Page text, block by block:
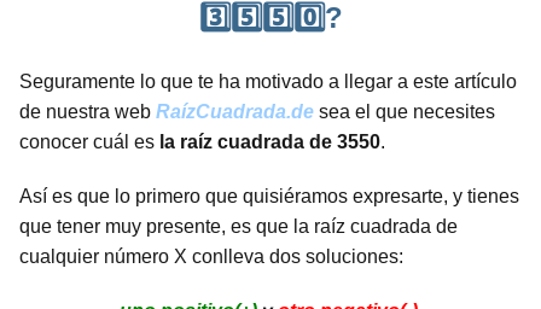
3️⃣5️⃣5️⃣0️⃣?
Seguramente lo que te ha motivado a llegar a este artículo
de nuestra web RaízCuadrada.de sea el que necesites
conocer cuál es la raíz cuadrada de 3550.
Así es que lo primero que quisiéramos expresarte, y tienes
que tener muy presente, es que la raíz cuadrada de
cualquier número X conlleva dos soluciones: